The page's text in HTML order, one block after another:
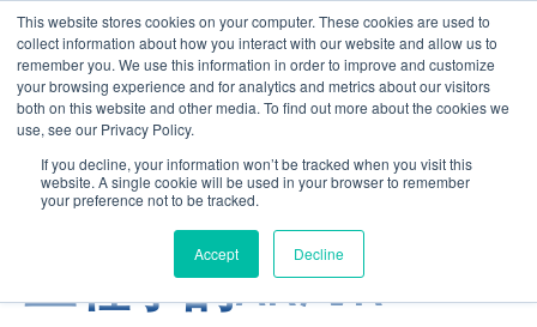
This website stores cookies on your computer. These cookies are used to
collect information about how you interact with our website and allow us to
remember you. We use this information in order to improve and customize
your browsing experience and for analytics and metrics about our visitors
both on this website and other media. To find out more about the cookies we
use, see our Privacy Policy.
If you decline, your information won’t be tracked when you visit this
website. A single cookie will be used in your browser to remember
your preference not to be tracked.
Accept Decline
TechViz 博客 - 用于
工程学的AR/VR